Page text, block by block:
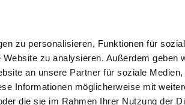
zu personalisieren, Funktionen für
zu analysieren. Außerdem geben
an unsere Partner für soziale Medien,
Informationen möglicherweise mit
die sie im Rahmen Ihrer Nutzung der